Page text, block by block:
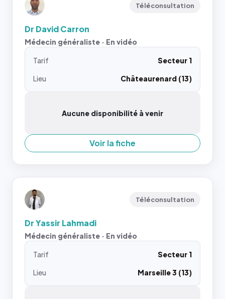
Téléconsultation
Dr David Carron
Médecin généraliste · En vidéo
Tarif
Secteur 1
Lieu
Châteaurenard (13)
Aucune disponibilité à venir
Voir la fiche
Téléconsultation
Dr Yassir Lahmadi
Médecin généraliste · En vidéo
Tarif
Secteur 1
Lieu
Marseille 3 (13)